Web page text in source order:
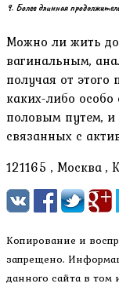
9. Более длинная
Можно ли жить
вагинальным,
получая от
каких-либо
половым путем, и
связанных с
121165 , Москва ,
Копирование и
запрещено.
данного сайта в